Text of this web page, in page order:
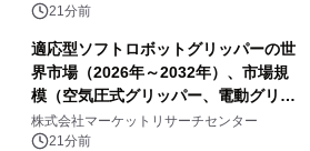
21分前
適応型ソフトロボットグリッパーの世
界市場（2026年～2032年）、市場規
模（空気圧式グリッパー、電動グリッ
パー）・分析レポートを発表
株式会社マーケットリサーチセンター
21分前